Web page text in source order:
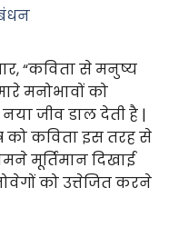
“कविता से मनुष्य
मनोभावों को
जीव डाल देती है |
को कविता इस तरह से
मूर्तिमान दिखाई
को उत्तेजित करने